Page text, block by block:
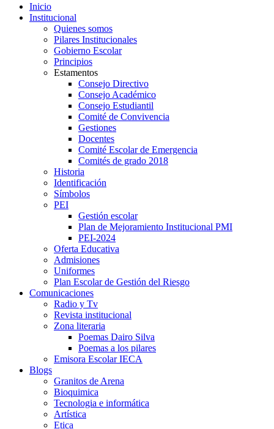
Inicio
Institucional
Quienes somos
Pilares Institucionales
Gobierno Escolar
Principios
Estamentos
Consejo Directivo
Consejo Académico
Consejo Estudiantil
Comité de Convivencia
Gestiones
Docentes
Comité Escolar de Emergencia
Comités de grado 2018
Historia
Identificación
Símbolos
PEI
Gestión escolar
Plan de Mejoramiento Institucional PMI
PEI-2024
Oferta Educativa
Admisiones
Uniformes
Plan Escolar de Gestión del Riesgo
Comunicaciones
Radio y Tv
Revista institucional
Zona literaria
Poemas Dairo Silva
Poemas a los pilares
Emisora Escolar IECA
Blogs
Granitos de Arena
Bioquimica
Tecnologia e informática
Artística
Etica